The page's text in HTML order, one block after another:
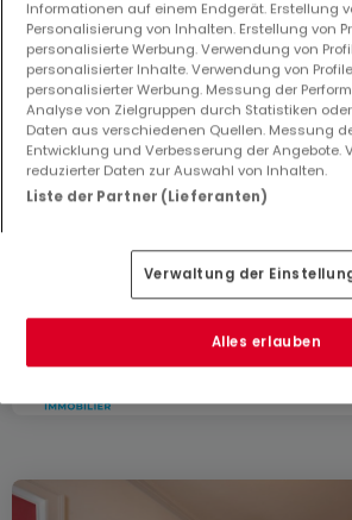
6 Zimmer zum Kauf in
114 m² 6 3 3
Informationen auf einem Endgerät. Erstellung
Personalisierung von Inhalten. Erstellung von
personalisierte Werbung. Verwendung von
personalisierter Inhalte. Verwendung von
personalisierter Werbung. Messung der
Analyse von Zielgruppen durch Statistiken
Daten aus verschiedenen Quellen. Messung
Entwicklung und Verbesserung der Angebote.
reduzierter Daten zur Auswahl von Inhalten.
Liste der Partner (Lieferanten)
Verwaltung der
Alles erlauben